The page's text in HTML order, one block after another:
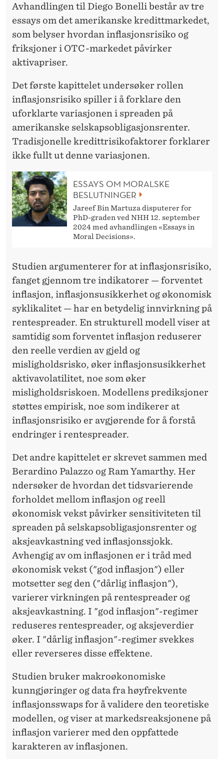
Avhandlingen til Diego Bonelli består av tre
essays om det amerikanske kredittmarkedet,
som belyser hvordan inflasjonsrisiko og
friksjoner i OTC-markedet påvirker
aktivapriser.
Det første kapittelet undersøker rollen
inflasjonsrisiko spiller i å forklare den
uforklarte variasjonen i spreaden på
amerikanske selskapsobligasjonsrenter.
Tradisjonelle kredittrisikofaktorer forklarer
ikke fullt ut denne variasjonen.
ESSAYS OM MORALSKE
BESLUTNINGER
Jareef Bin Martuza disputerer for
PhD-graden ved NHH 12. september
2024 med avhandlingen «Essays in
Moral Decisions».
Studien argumenterer for at inflasjonsrisiko,
fanget gjennom tre indikatorer — forventet
inflasjon, inflasjonsusikkerhet og økonomisk
syklikalitet — har en betydelig innvirkning på
rentespreader. En strukturell modell viser at
samtidig som forventet inflasjon reduserer
den reelle verdien av gjeld og
misligholdsrisko, øker inflasjonsusikkerhet
aktivavolatilitet, noe som øker
misligholdsriskoen. Modellens prediksjoner
støttes empirisk, noe som indikerer at
inflasjonsrisiko er avgjørende for å forstå
endringer i rentespreader.
Det andre kapittelet er skrevet sammen med
Berardino Palazzo og Ram Yamarthy. Her
ndersøker de hvordan det tidsvarierende
forholdet mellom inflasjon og reell
økonomisk vekst påvirker sensitiviteten til
spreaden på selskapsobligasjonsrenter og
aksjeavkastning ved inflasjonssjokk.
Avhengig av om inflasjonen er i tråd med
økonomisk vekst ("god inflasjon") eller
motsetter seg den ("dårlig inflasjon"),
varierer virkningen på rentespreader og
aksjeavkastning. I "god inflasjon"-regimer
reduseres rentespreader, og aksjeverdier
øker. I "dårlig inflasjon"-regimer svekkes
eller reverseres disse effektene.
Studien bruker makroøkonomiske
kunngjøringer og data fra høyfrekvente
inflasjonsswaps for å validere den teoretiske
modellen, og viser at markedsreaksjonene på
inflasjon varierer med den oppfattede
karakteren av inflasjonen.